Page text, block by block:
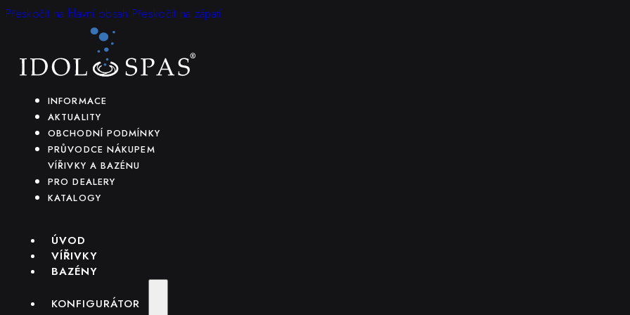
Přeskočit na hlavní obsah Přeskočit na zápatí
INFORMACE
AKTUALITY
OBCHODNÍ PODMÍNKY
PRŮVODCE NÁKUPEM
VÍŘIVKY A BAZÉNU
PRO DEALERY
KATALOGY
ÚVOD
VÍŘIVKY
BAZÉNY
KONFIGURÁTOR